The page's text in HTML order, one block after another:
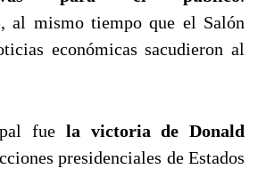
al mismo tiempo que el Salón
económicas sacudieron al
fue la victoria de Donald
presidenciales de Estados